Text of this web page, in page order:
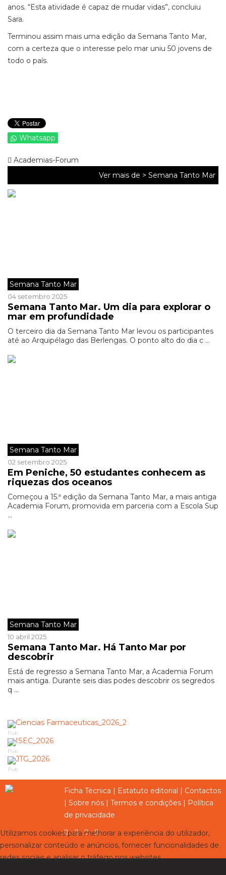
anos. “Esta atividade é capaz de mudar vidas”, concluiu
Sara.
Terminou assim mais uma edição da Semana Tanto Mar,
com a certeza que o interesse pelo mar uniu 50 jovens de
todo o país.
Whatsapp
Academias-Forum
Ver mais de > Semana Tanto Mar
Semana Tanto Mar
04 setembro 2025
Semana Tanto Mar. Um dia para explorar o
mar em profundidade
O terceiro dia da Semana Tanto Mar levou os participantes
até ao Arquipélago das Berlengas. O ponto alto do dia c ...
Semana Tanto Mar
02 setembro 2025
Em Peniche, 50 estudantes conhecem as
riquezas dos oceanos
Começou a 15.ª edição da Semana Tanto Mar, a mais antiga
Academia Forum, promovida em parceria com a Escola Sup
...
Semana Tanto Mar
10 abril 2025
Semana Tanto Mar. Há Tanto Mar por
descobrir
Está de regresso a Semana Tanto Mar, a Academia Forum
mais antiga. Durante seis dias podes descobrir os segredos
q ...
Pub
Pub
Pub
Ficha Técnica | Estatuto editorial | Contactos
| Sobre nós | Termos e condições | Política
de privacidade
Utilizamos cookies para melhorar a experiência do utilizador,
personalizar conteúdo e anúncios, fornecer funcionalidades de
redes sociais e analisar o tráfego nos websites.